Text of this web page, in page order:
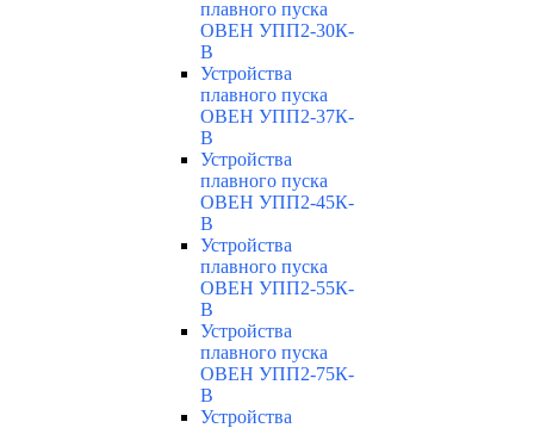
плавного пуска
ОВЕН УПП2-30К-
В
Устройства
плавного пуска
ОВЕН УПП2-37К-
В
Устройства
плавного пуска
ОВЕН УПП2-45К-
В
Устройства
плавного пуска
ОВЕН УПП2-55К-
В
Устройства
плавного пуска
ОВЕН УПП2-75К-
В
Устройства